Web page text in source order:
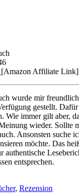
[Amazon Affiliate Link]
wurde mir
gestellt.
Wie immer gilt aber,
wieder. Sollte
Ansonsten suche
möchte. Das
authentische
entsprechen.
, Rezension